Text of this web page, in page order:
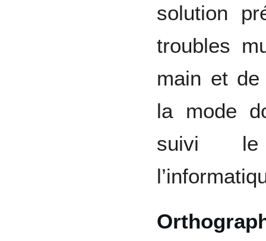
solution
troubles
main et de
la mode
suivi le